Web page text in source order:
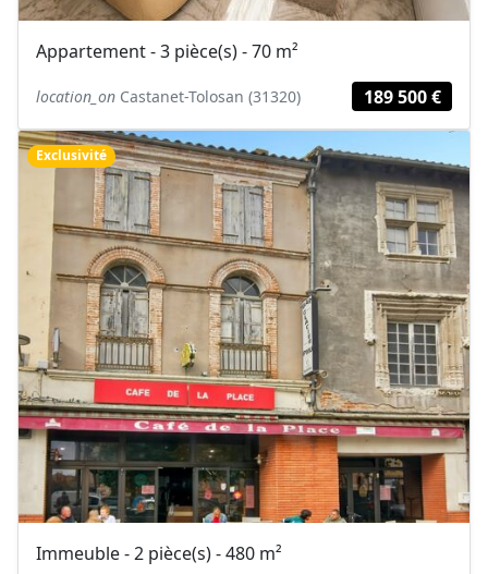
Appartement - 3 pièce(s) - 70 m²
location_on Castanet-Tolosan (31320) 189 500 €
Exclusivité
Immeuble - 2 pièce(s) - 480 m²